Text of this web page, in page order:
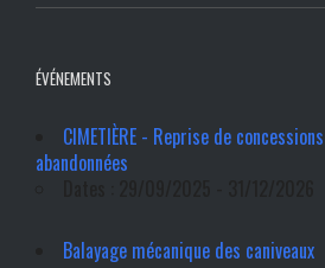
ÉVÉNEMENTS
CIMETIÈRE - Reprise de
abandonnées
Balayage mécanique des caniveaux